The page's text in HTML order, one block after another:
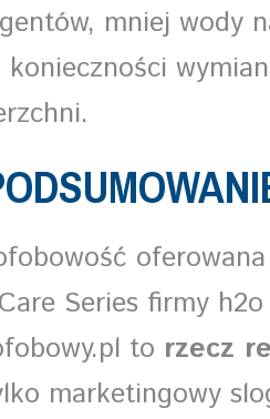
mniej wody
konieczności
Series firmy
to rzecz
marketingowy